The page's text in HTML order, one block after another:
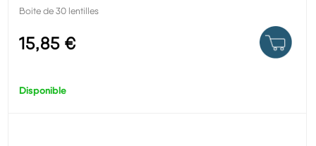
Boite de 30 lentilles
15,85 €
Disponible